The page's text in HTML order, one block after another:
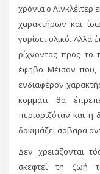
χρόνια ο Λινκλέιτερ
χαρακτήρων και
γυρίσει υλικό. Αλλά
ρίχνοντας προς το
έφηβο Μέισον που,
ενδιαφέρον
κομμάτι θα
περιοριζόταν και η
δοκιμάζει σοβαρά
Δεν χρειάζονται
σκεφτεί τη ζωή